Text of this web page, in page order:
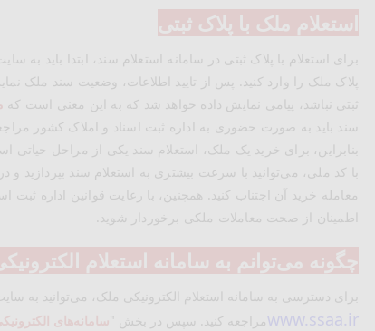
استعلام ملک با پلاک ثبتی
برای استعلام با پلاک ثبتی در سامانه استعلام سند، ابتدا باید به
پلاک ملک را وارد کنید. پس از تایید اطلاعات، وضعیت سند ملک
ثبتی نباشد، پیامی نمایش داده خواهد شد که به این معنی است که
سند باید به صورت حضوری به اداره ثبت اسناد و املاک کشور
بنابراین، برای خرید یک ملک، استعلام سند یکی از مراحل حیاتی
با کد ملی، می‌توانید با سرعت بیشتری به استعلام سند بپردازید
معامله خرید آن اجتناب کنید. همچنین، با رعایت قوانین اداره ثبت
اطمینان از صحت معاملات ملکی برخوردار شوید.
چگونه می‌توانم به سامانه استعلام
برای دسترسی به سامانه استعلام الکترونیکی ملک، می‌توانید به
www.ssaa.irمراجعه کنید. سپس در بخش "سامانه‌های